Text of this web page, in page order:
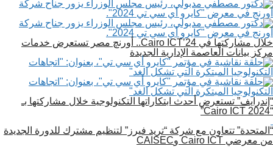
خلال مشاركتها في Cairo ICT’24.. أورنچ مصر تستعرض خدمات
مركز بيانات العاصمة الإدارية الجديدة
“إندرايف” تستعرض أحدث ابتكاراتها التكنولوجية خلال مشاركتها بـ
“Cairo ICT 2024”
“المتحدة” تتعاون مع شركة “تريد فيرز” لتنظيم مشترك للدورة الجديدة
من معرضي Cairo ICT وCAISEC